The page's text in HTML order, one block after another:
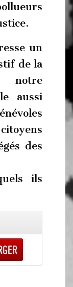
un
de la
aussi
des
ils